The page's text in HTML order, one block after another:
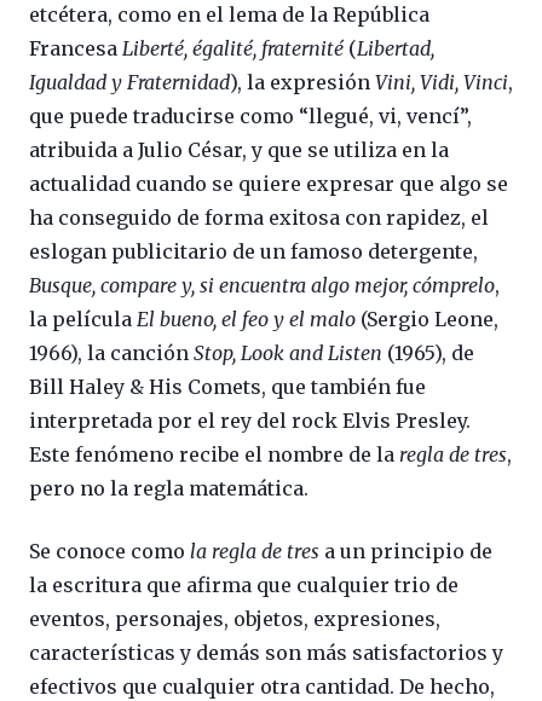
etcétera, como en el lema de la República
Francesa Liberté, égalité, fraternité(Libertad,
Igualdad y Fraternidad), la expresión Vini, Vidi, Vinci,
que puede traducirse como “llegué, vi, vencí”,
atribuida a Julio César, y que se utiliza en la
actualidad cuando se quiere expresar que algo se
ha conseguido de forma exitosa con rapidez, el
eslogan publicitario de un famoso detergente,
Busque, compare y, si encuentra algo mejor, cómprelo,
la película El bueno, el feo y el malo (Sergio Leone,
1966), la canción Stop, Look and Listen (1965), de
Bill Haley & His Comets, que también fue
interpretada por el rey del rock Elvis Presley.
Este fenómeno recibe el nombre de la regla de tres,
pero no la regla matemática.
Se conoce como la regla de tres a un principio de
la escritura que afirma que cualquier trio de
eventos, personajes, objetos, expresiones,
características y demás son más satisfactorios y
efectivos que cualquier otra cantidad. De hecho,